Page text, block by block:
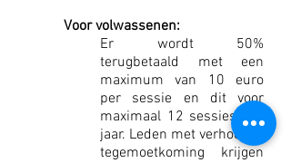
Voor volwassenen:
Er wordt 50%
terugbetaald met een
maximum van 10 euro
per sessie en dit voor
maximaal 12 sessies per
jaar. Leden met verhoogde
tegemoetkoming krijgen